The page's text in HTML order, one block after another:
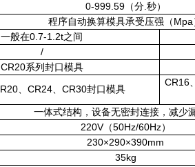
0-999.59（分. 秒）
程序自动换算模具承受压强（ Mpa
一般在0.7-1.2t之间
/
CR20系列封口模具
、 CR24、 CR30封口模具
CR16、
一体式结构，设备无密封连接，减少
220V（50Hz/60Hz）
230×290×390mm
35kg